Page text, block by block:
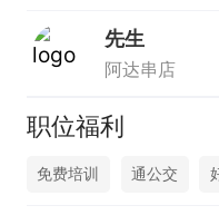
先生
阿达串店
职位福利
免费培训 通公交